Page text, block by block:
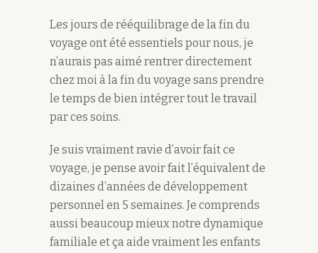
Les jours de rééquilibrage de la fin du
voyage ont été essentiels pour nous, je
n’aurais pas aimé rentrer directement
chez moi à la fin du voyage sans prendre
le temps de bien intégrer tout le travail
par ces soins.
Je suis vraiment ravie d’avoir fait ce
voyage, je pense avoir fait l’équivalent de
dizaines d’années de développement
personnel en 5 semaines. Je comprends
aussi beaucoup mieux notre dynamique
familiale et ça aide vraiment les enfants